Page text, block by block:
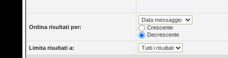
Ordina risultati per:
Crescente
Decrescente
Limita risultati a: